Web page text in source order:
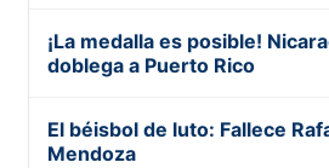
¡La medalla es posible!
doblega a Puerto Rico
El béisbol de luto: Fallece
Mendoza